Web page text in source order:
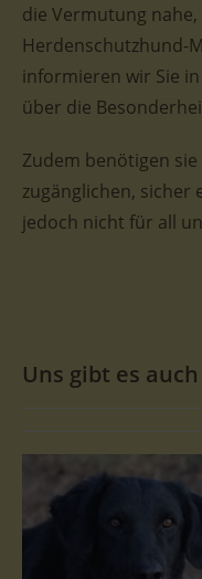
die Vermutung
Herdenschutzhund-
informieren wir Sie
über die
Zudem benötigen
zugänglichen, sicher
jedoch nicht für all
Uns gibt es